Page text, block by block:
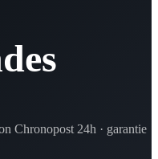
Chronopost 24h · garantie